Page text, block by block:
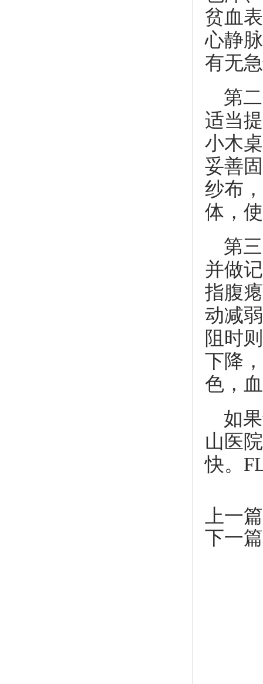
贫血
心静
有无
第
适当
小木
妥善
纱布
体，
第
并做
指腹
动减
阻时
下降
色，
如
山医
快。
上一
下一